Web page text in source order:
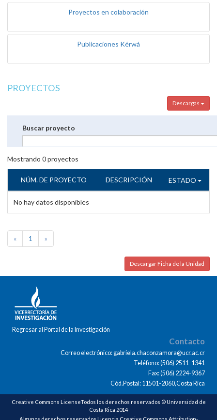
Proyectos en colaboración
Publicaciones Kérwá
PROYECTOS
Descargas
Buscar proyecto
Mostrando 0proyectos
NÚM. DE PROYECTO DESCRIPCIÓN ESTADO
No hay datos disponibles
« 1 »
Descargar Ficha de la Unidad
Regresar al Portal de la Investigación
Contacto
Correo electrónico: gabriela.chaconzamora@ucr.ac.cr
Teléfono: (506) 2511-1341
Fax: (506) 2224-9367
Cód.Postal: 11501-2060,Costa Rica
Creative Commons LicenseTodos los derechos reservados © Universidad de
Costa Rica 2014